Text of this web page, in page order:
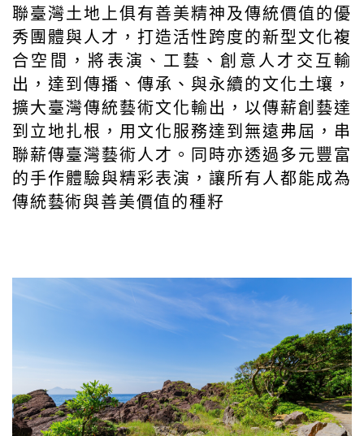
聯臺灣土地上俱有善美精神及傳統價值的優
秀團體與人才，打造活性跨度的新型文化複
合空間，將表演、工藝、創意人才交互輸
出，達到傳播、傳承、與永續的文化土壤，
擴大臺灣傳統藝術文化輸出，以傳薪創藝達
到立地扎根，用文化服務達到無遠弗屆，串
聯薪傳臺灣藝術人才。同時亦透過多元豐富
的手作體驗與精彩表演，讓所有人都能成為
傳統藝術與善美價值的種籽